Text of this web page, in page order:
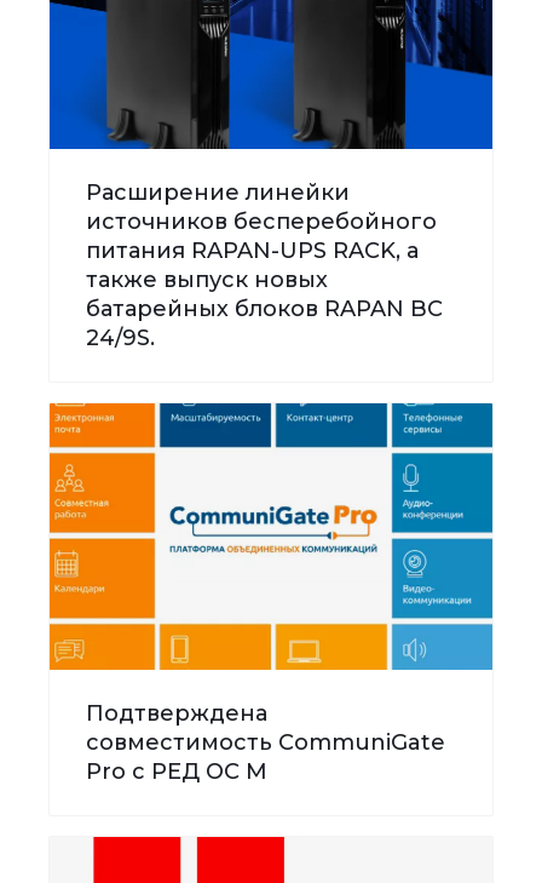
Расширение линейки
источников бесперебойного
питания RAPAN-UPS RACK, а
также выпуск новых
батарейных блоков RAPAN BC
24/9S.
Подтверждена
совместимость CommuniGate
Pro с РЕД ОС М